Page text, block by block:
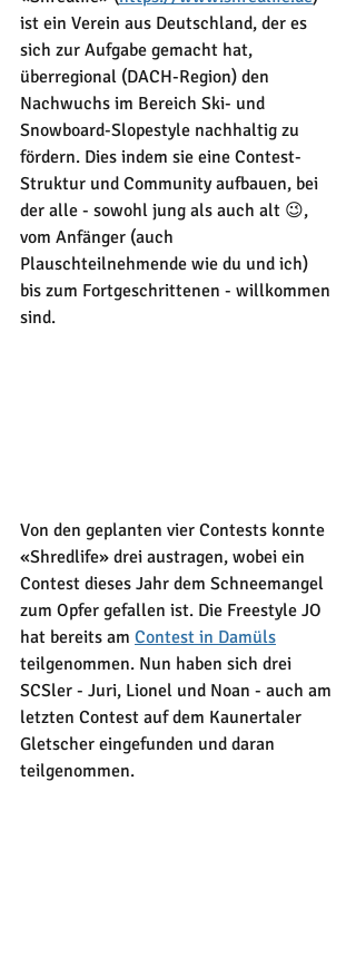
ist ein Verein aus Deutschland, der es
sich zur Aufgabe gemacht hat,
überregional (DACH-Region) den
Nachwuchs im Bereich Ski- und
Snowboard-Slopestyle nachhaltig zu
fördern. Dies indem sie eine Contest-
Struktur und Community aufbauen, bei
der alle - sowohl jung als auch alt 😉,
vom Anfänger (auch
Plauschteilnehmende wie du und ich)
bis zum Fortgeschrittenen - willkommen
sind.
Von den geplanten vier Contests konnte
«Shredlife» drei austragen, wobei ein
Contest dieses Jahr dem Schneemangel
zum Opfer gefallen ist. Die Freestyle JO
hat bereits am Contest in Damüls
teilgenommen. Nun haben sich drei
SCSler - Juri, Lionel und Noan - auch am
letzten Contest auf dem Kaunertaler
Gletscher eingefunden und daran
teilgenommen.